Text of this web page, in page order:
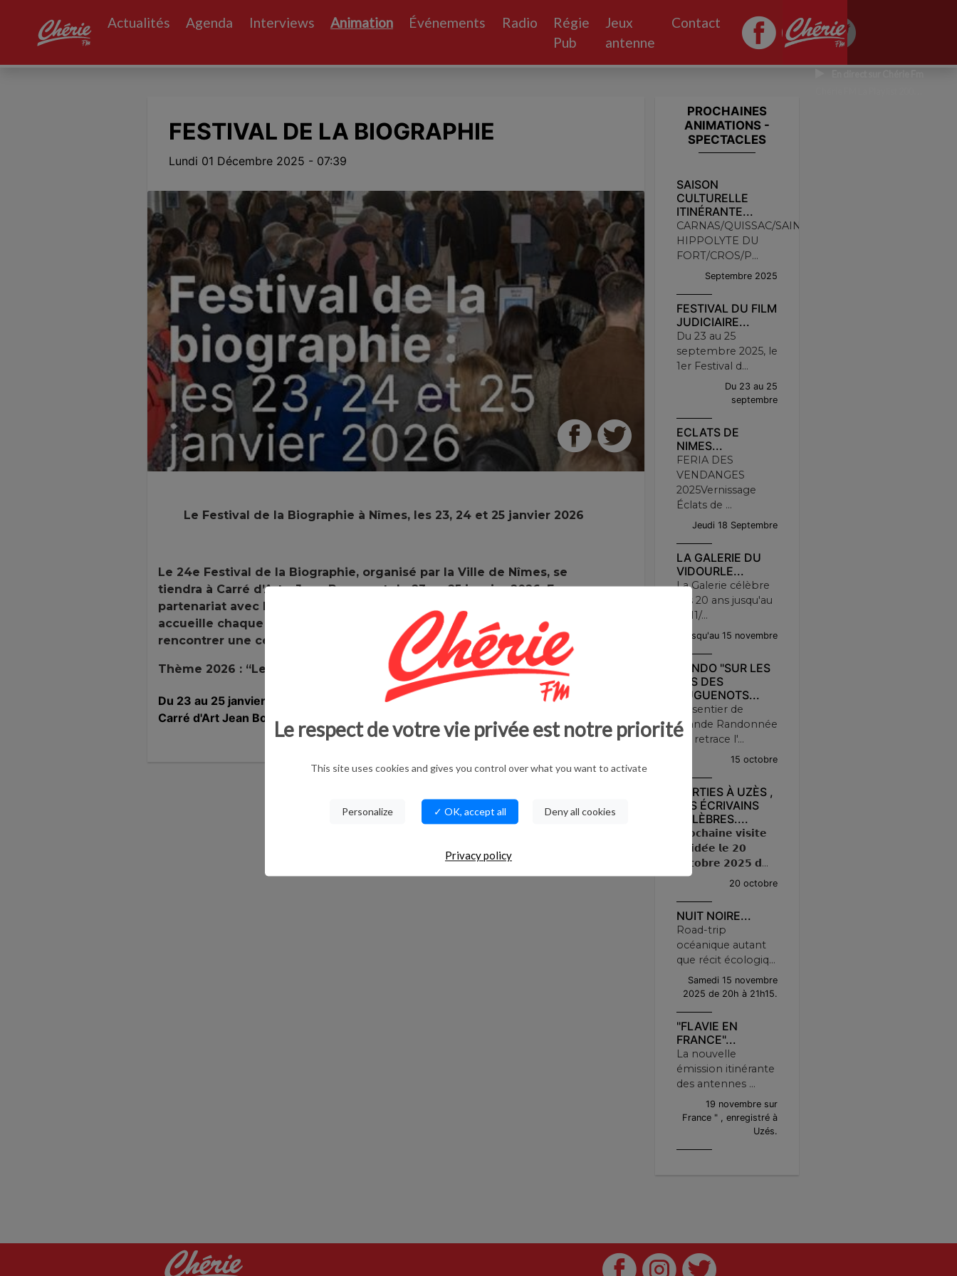
Actualités Agenda Interviews Animation Événements Radio
Régie
Pub
Jeux
antenne
Contact
FESTIVAL DE LA BIOGRAPHIE
Lundi 01 Décembre 2025 - 07:39
Le Festival de la Biographie à Nîmes, les 23, 24 et 25 janvier 2026
Le 24e Festival de la Biographie, organisé par la Ville de Nîmes, se
tiendra à Carré d’Art – Jean Bousquet du 23 au 25 janvier 2026. En
partenariat avec l’association des libraires nîmois, cette manifestation
accueille chaque année près de 30 000 passionnés qui viennent y
rencontrer une centaine d’auteurs.
Thème 2026 : “Le biographe, de l’importance des archives”
Du 23 au 25 janvier
Carré d'Art Jean Bousquet Nîmes
PROCHAINES
ANIMATIONS -
SPECTACLES
SAISON
CULTURELLE
ITINÉRANTE...
CARNAS/QUISSAC/SAINT
HIPPOLYTE DU
FORT/CROS/P...
Septembre 2025
FESTIVAL DU FILM
JUDICIAIRE...
Du 23 au 25
septembre 2025, le
1er Festival d...
Du 23 au 25
septembre
ECLATS DE
NIMES...
FERIA DES
VENDANGES
2025Vernissage
Éclats de ...
Jeudi 18 Septembre
LA GALERIE DU
VIDOURLE...
La Galerie célèbre
ses 20 ans jusqu'au
15/11/...
Jusqu'au 15 novembre
RANDO "SUR LES
PAS DES
HUGUENOTS...
Le sentier de
Grande Randonnée
qui retrace l'...
15 octobre
SORTIES À UZÈS ,
LES ÉCRIVAINS
CÉLÈBRES....
𝗣𝗿𝗼𝗰𝗵𝗮𝗶𝗻𝗲 𝘃𝗶𝘀𝗶𝘁𝗲
𝗴𝘂𝗶𝗱𝗲́𝗲 𝗹𝗲 𝟮𝟬
𝗼𝗰𝘁𝗼𝗯𝗿𝗲 𝟮𝟬𝟮𝟱 𝗱...
20 octobre
NUIT NOIRE...
Road-trip
océanique autant
que récit écologiq...
Samedi 15 novembre
2025 de 20h à 21h15.
"FLAVIE EN
FRANCE"...
La nouvelle
émission itinérante
des antennes ...
19 novembre sur
France " , enregistré à
Uzés.
Le respect de votre vie privée est notre priorité
This site uses cookies and gives you control over what you want to activate
Personalize ✓ OK, accept all Deny all cookies
Privacy policy